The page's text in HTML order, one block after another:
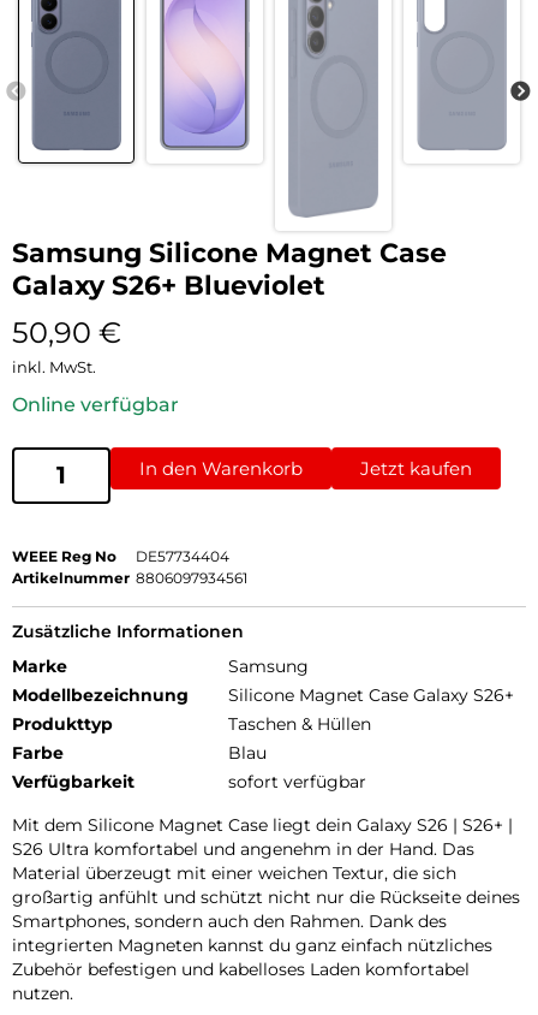
Samsung Silicone Magnet Case
Galaxy S26+ Blueviolet
50,90 €
inkl. MwSt.
Online verfügbar
In den Warenkorb Jetzt kaufen
WEEE Reg No
DE57734404
Artikelnummer 8806097934561
Zusätzliche Informationen
Marke
Samsung
Modellbezeichnung
Silicone Magnet Case Galaxy S26+
Produkttyp
Taschen & Hüllen
Farbe
Blau
Verfügbarkeit
sofort verfügbar
Mit dem Silicone Magnet Case liegt dein Galaxy S26 | S26+ |
S26 Ultra komfortabel und angenehm in der Hand. Das
Material überzeugt mit einer weichen Textur, die sich
großartig anfühlt und schützt nicht nur die Rückseite deines
Smartphones, sondern auch den Rahmen. Dank des
integrierten Magneten kannst du ganz einfach nützliches
Zubehör befestigen und kabelloses Laden komfortabel
nutzen.